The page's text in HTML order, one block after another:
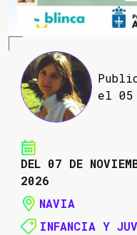
el 05
DEL 07 DE
2026
NAVIA
INFANCIA Y